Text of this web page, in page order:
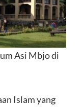
Asi Mbjo di
Islam yang